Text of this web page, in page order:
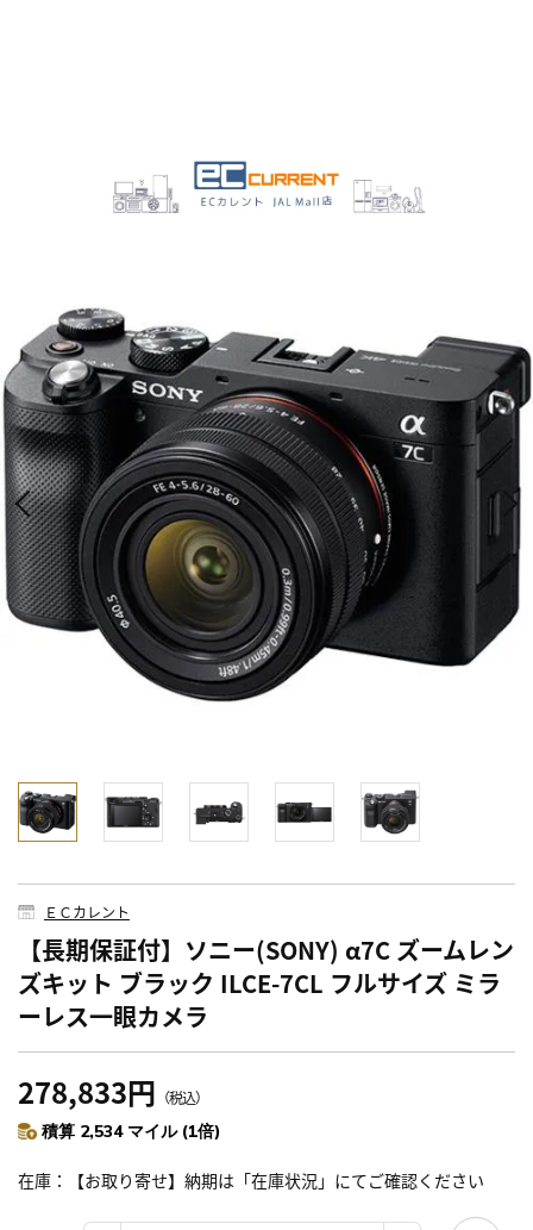
ＥＣカレント
【長期保証付】ソニー(SONY) α7C ズームレン
ズキット ブラック ILCE-7CL フルサイズ ミラ
ーレス一眼カメラ
278,833円 （税込）
積算 2,534 マイル (1倍)
在庫 【お取り寄せ】納期は「在庫状況」にてご確認ください